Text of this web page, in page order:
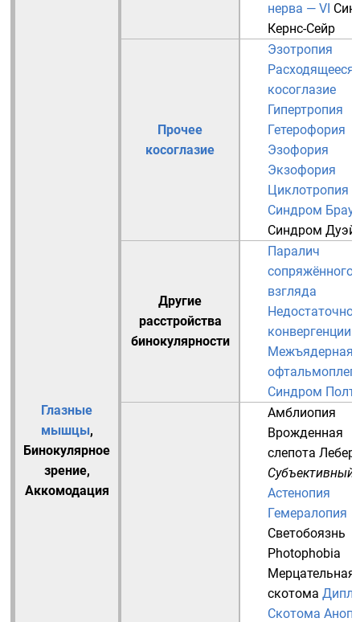
Глазные
мышцы,
Бинокулярное
зрение,
Аккомодация
нерва — VI
Кернс-Сейр
Прочее
косоглазие
Эзотропия
Расходящееся
косоглазие
Гипертропия
Гетерофория
Эзофория
Экзофория
Циклотропия
Синдром
Синдром
Другие
расстройства
бинокулярности
Паралич
сопряжённого
взгляда
конвергенции
Межъядерная
Синдром
Амблиопия
Врожденная
слепота
Субъективный
Астенопия
Гемералопия
Светобоязнь
Photophobia
Мерцательная
скотома
Скотома